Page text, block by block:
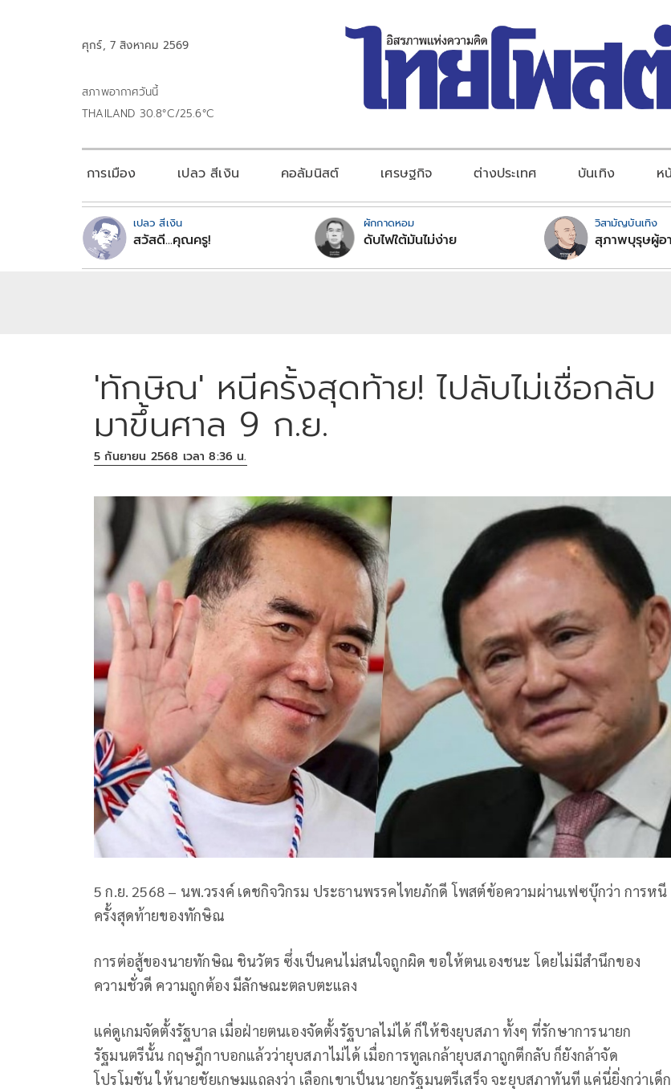
ศุกร์, 7 สิงหาคม 2569
สภาพอากาศวันนี้
THAILAND 30.8°C/25.6°C
การเมือง เปลว สีเงิน คอลัมนิสต์ เศรษฐกิจ ต่างประเทศ บันเทิง ห
เปลว สีเงิน
สวัสดี...คุณครู!
ผักกาดหอม
ดับไฟใต้มันไม่ง่าย
วิสามัญบันเทิง
สุภาพบุรุษผู้อ
'ทักษิณ' หนีครั้งสุดท้าย! ไปลับไม่เชื่อกลับ
มาขึ้นศาล 9 ก.ย.
5 กันยายน 2568 เวลา 8:36 น.
5 ก.ย. 2568 – นพ.วรงค์ เดชกิจวิกรม ประธานพรรคไทยภักดี โพสต์ข้อความผ่านเฟซบุ๊กว่า การหนี
ครั้งสุดท้ายของทักษิณ
การต่อสู้ของนายทักษิณ ชินวัตร ซึ่งเป็นคนไม่สนใจถูกผิด ขอให้ตนเองชนะ โดยไม่มีสำนึกของ
ความชั่วดี ความถูกต้อง มีลักษณะตลบตะแลง
แค่ดูเกมจัดตั้งรัฐบาล เมื่อฝ่ายตนเองจัดตั้งรัฐบาลไม่ได้ ก็ให้ชิงยุบสภา ทั้งๆ ที่รักษาการนายก
รัฐมนตรีนั้น กฤษฎีกาบอกแล้วว่ายุบสภาไม่ได้ เมื่อการทูลเกล้ายุบสภาถูกตีกลับ ก็ยังกล้าจัด
โปรโมชัน ให้นายชัยเกษมแถลงว่า เลือกเขาเป็นนายกรัฐมนตรีเสร็จ จะยุบสภาทันที แค่นี่ยิ่งกว่าเด็ก